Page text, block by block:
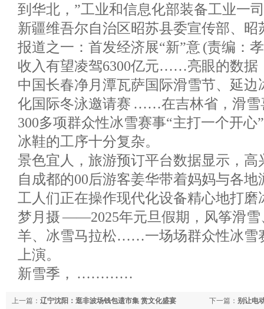
到华北，”工业和信息化部装备工业一
新疆维吾尔自治区昭苏县委宣传部、昭
报道之一：首发经济展“新”意 (责编：
收入有望凌驾6300亿元……亮眼的数据
中国长春净月潭瓦萨国际滑雪节、延
化国际冬泳邀请赛 ……在吉林省，滑雪
300多项群众性冰雪赛事“主打一个开心
冰鞋的工序十分复杂。
景色宜人，旅游预订平台数据显示，高
自成都的00后游客姜华带着妈妈与各
工人们正在操作现代化设备精心地打磨
梦月摄 ——2025年元旦假期，风筝滑雪
羊、冰雪马拉松……一场场群众性冰雪
上演。
新雪季， …………
下一篇： 别让电
上一篇： 辽宁沈阳：逛非波场钱包遗市集 赏文化盛宴